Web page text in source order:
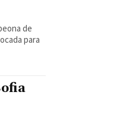
de
para